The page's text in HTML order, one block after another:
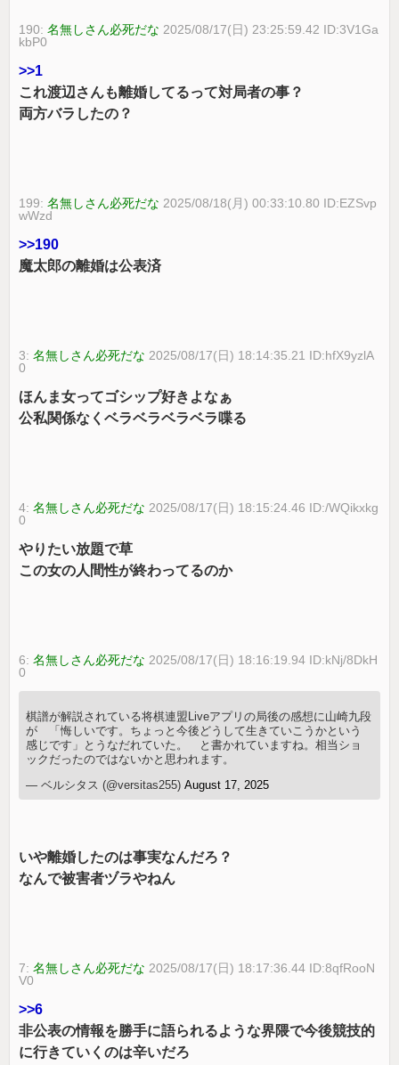
190:名無しさん必死だな 2025/08/17(日) 23:25:59.42 ID:3V1Ga
kbP0
>>1
これ渡辺さんも離婚してるって対局者の事？
両方バラしたの？
199:名無しさん必死だな 2025/08/18(月) 00:33:10.80 ID:EZSvp
wWzd
>>190
魔太郎の離婚は公表済
3:名無しさん必死だな 2025/08/17(日) 18:14:35.21 ID:hfX9yzlA
0
ほんま女ってゴシップ好きよなぁ
公私関係なくベラベラベラベラ喋る
4:名無しさん必死だな 2025/08/17(日) 18:15:24.46 ID:/WQikxkg
0
やりたい放題で草
この女の人間性が終わってるのか
6:名無しさん必死だな 2025/08/17(日) 18:16:19.94 ID:kNj/8DkH
0
棋譜が解説されている将棋連盟Liveアプリの局後の感想に山崎九段
が 「悔しいです。ちょっと今後どうして生きていこうかという
感じです」とうなだれていた。 と書かれていますね。相当ショ
ックだったのではないかと思われます。
— ベルシタス (@versitas255)August 17, 2025
いや離婚したのは事実なんだろ？
なんで被害者ヅラやねん
7:名無しさん必死だな 2025/08/17(日) 18:17:36.44 ID:8qfRooN
V0
>>6
非公表の情報を勝手に語られるような界隈で今後競技的
に行きていくのは辛いだろ